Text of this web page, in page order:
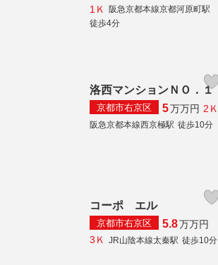
1Ｋ
阪急京都本線京都河原町駅
徒歩4分
洛西マンションＮＯ．１
京都市右京区 5万万円 2Ｋ
阪急京都本線西京極駅 徒歩10分
コーポ エル
京都市右京区 5.8万万円
3Ｋ JR山陰本線太秦駅 徒歩10分